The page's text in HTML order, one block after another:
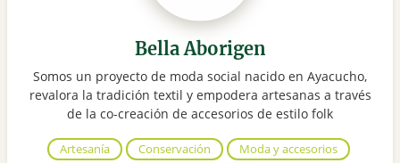
Bella Aborigen
Somos un proyecto de moda social nacido en Ayacucho,
revalora la tradición textil y empodera artesanas a través
de la co-creación de accesorios de estilo folk
Artesanía Conservación
Moda y accesorios